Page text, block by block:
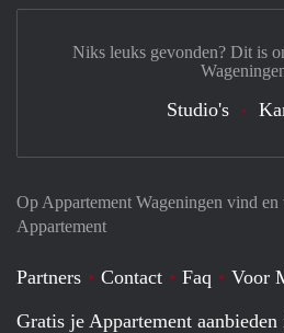
Op Appartement Wageningen vind
Appartement
Partners Contact Faq
Voor
Gratis je Appartement
Niks leuks gevonden? Dit is
Studio's